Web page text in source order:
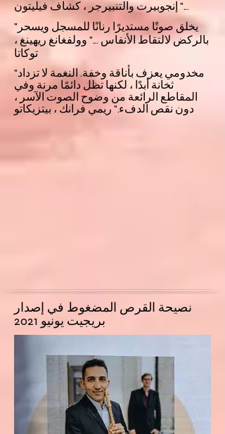
..." إنجوبيرت والتنبيرجر ، كشاف فيليتون
"يخلق صوتًا مستديرًا رنانًا للمسجل ويسحر
بالركض لالتقاط الأنفاس ..." وولفغانغ ريهينغ ،
توكاتا
"مخدومي يعزف بأناقة وخفة. النغمة لا تزداد
ثخانة أبدًا ، لكنها تظل دائمًا مرنة وفي
المقاطع الرائعة من وضوح الصوت الآسر ،
دون نقص الدفء." ريمي فرانك ، بيتزيكاتو
نصيحة القرص المضغوط في إصدار
بريجيت يونيو 2021